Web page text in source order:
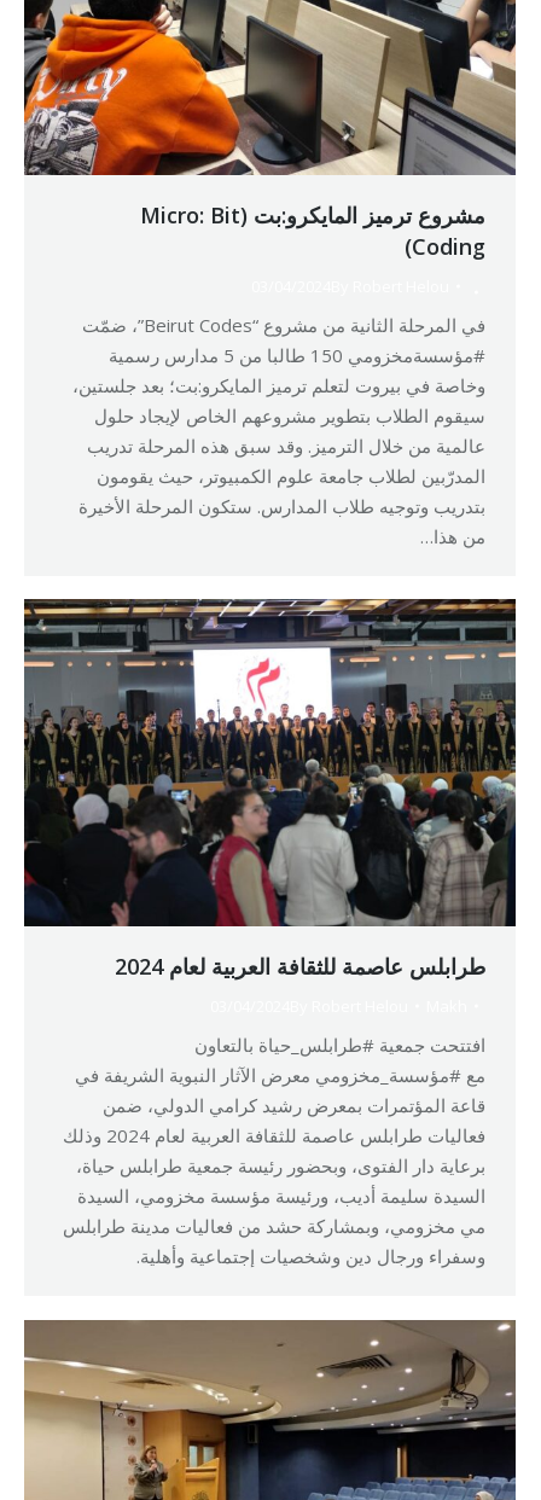
مشروع ترميز المايكرو:بت (Micro: Bit
Coding)
في المرحلة الثانية من مشروع “Beirut Codes”، ضمّت
#مؤسسةمخزومي 150 طالبا من 5 مدارس رسمية
وخاصة في بيروت لتعلم ترميز المايكرو:بت؛ بعد جلستين،
سيقوم الطلاب بتطوير مشروعهم الخاص لإيجاد حلول
عالمية من خلال الترميز. وقد سبق هذه المرحلة تدريب
المدرّبين لطلاب جامعة علوم الكمبيوتر، حيث يقومون
بتدريب وتوجيه طلاب المدارس. ستكون المرحلة الأخيرة
من هذا…
طرابلس عاصمة للثقافة العربية لعام 2024
افتتحت جمعية #طرابلس_حياة بالتعاون
مع #مؤسسة_مخزومي معرض الآثار النبوية الشريفة في
قاعة المؤتمرات بمعرض رشيد كرامي الدولي، ضمن
فعاليات طرابلس عاصمة للثقافة العربية لعام 2024 وذلك
برعاية دار الفتوى، وبحضور رئيسة جمعية طرابلس حياة،
السيدة سليمة أديب، ورئيسة مؤسسة مخزومي، السيدة
مي مخزومي، وبمشاركة حشد من فعاليات مدينة طرابلس
وسفراء ورجال دين وشخصيات إجتماعية وأهلية.